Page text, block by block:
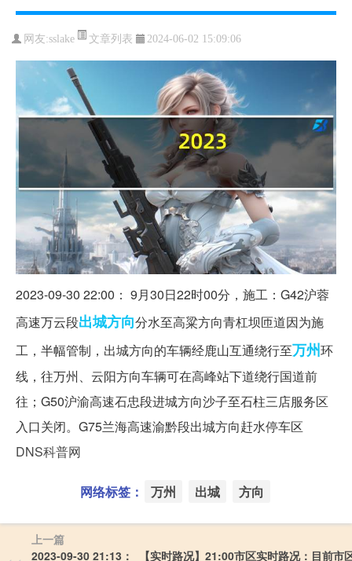
网友:sslake 文章列表 2024-06-02 15:09:06
2023-09-30 22:00： 9月30日22时00分，施工：G42沪蓉
高速万云段出城方向分水至高粱方向青杠坝匝道因为施
工，半幅管制，出城方向的车辆经鹿山互通绕行至万州环
线，往万州、云阳方向车辆可在高峰站下道绕行国道前
往；G50沪渝高速石忠段进城方向沙子至石柱三店服务区
入口关闭。G75兰海高速渝黔段出城方向赶水停车区 ​​​
DNS科普网
网络标签： 万州 出城 方向
上一篇
2023-09-30 21:13： 【实时路况】21:00市区实时路况：目前市